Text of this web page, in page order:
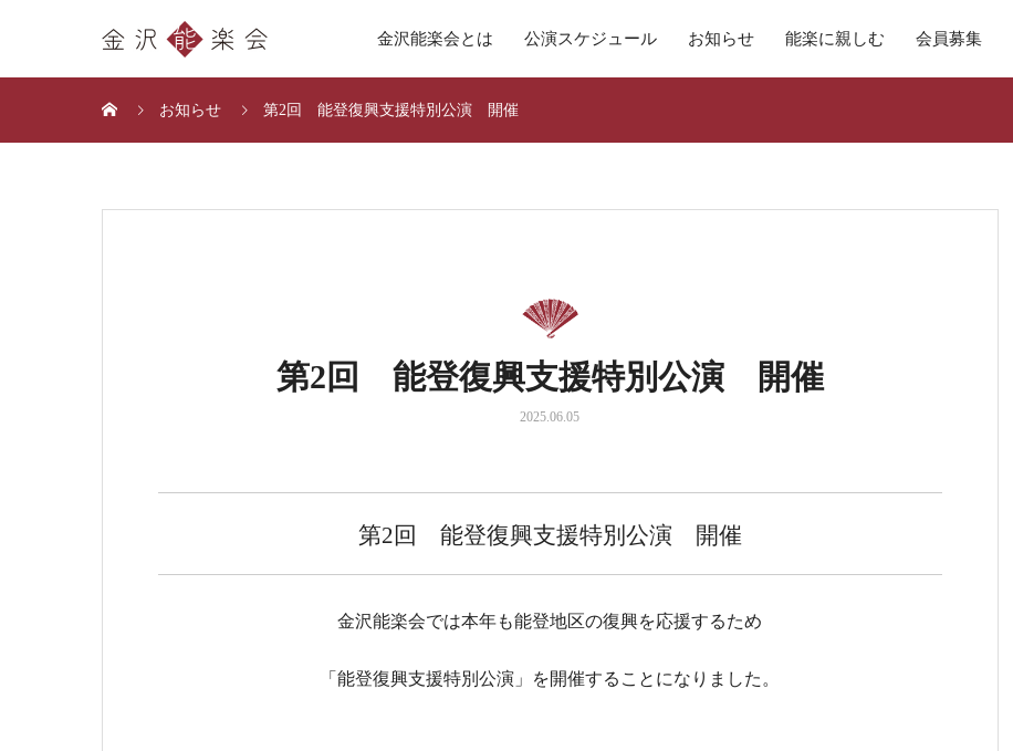
金沢能楽会とは 公演スケジュール お知らせ 能楽に親しむ 会員募集
お知らせ 第2回 能登復興支援特別公演 開催
第2回 能登復興支援特別公演 開催
2025.06.05
第2回 能登復興支援特別公演 開催
金沢能楽会では本年も能登地区の復興を応援するため
「能登復興支援特別公演」を開催することになりました。
8月11日